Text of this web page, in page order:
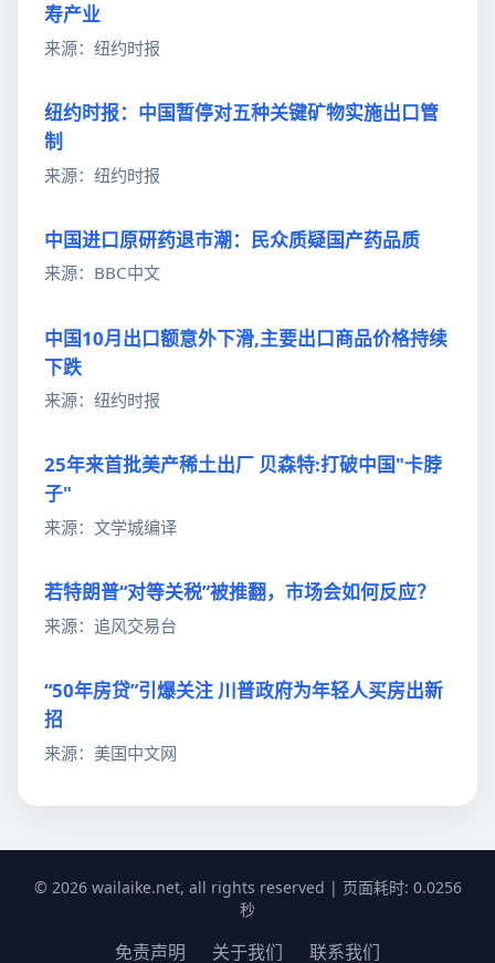
寿产业
来源：纽约时报
纽约时报：中国暂停对五种关键矿物实施出口管
制
来源：纽约时报
中国进口原研药退市潮：民众质疑国产药品质
来源：BBC中文
中国10月出口额意外下滑,主要出口商品价格持续
下跌
来源：纽约时报
25年来首批美产稀土出厂 贝森特:打破中国"卡脖
子"
来源：文学城编译
若特朗普“对等关税”被推翻，市场会如何反应？
来源：追风交易台
“50年房贷”引爆关注 川普政府为年轻人买房出新
招
来源：美国中文网
© 2026 wailaike.net, all rights reserved | 页面耗时: 0.0256
秒
免责声明 关于我们 联系我们